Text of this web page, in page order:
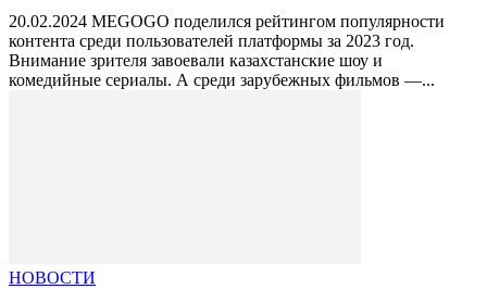
20.02.2024 MEGOGO поделился рейтингом популярности
контента среди пользователей платформы за 2023 год.
Внимание зрителя завоевали казахстанские шоу и
комедийные сериалы. А среди зарубежных фильмов —...
НОВОСТИ